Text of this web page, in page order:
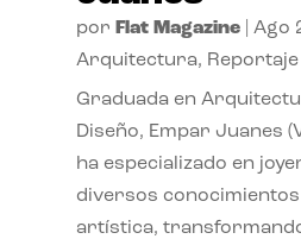
por Flat Magazine| Ago
Arquitectura, Reportaje
Graduada en
Diseño, Empar Juanes
ha especializado en
diversos
artística,